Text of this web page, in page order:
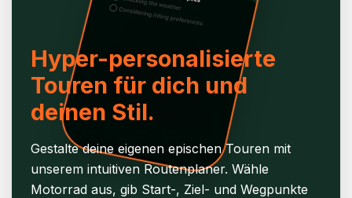
Hyper-personalisierte
Touren für dich und
deinen Stil.
Gestalte deine eigenen epischen Touren mit
unserem intuitiven Routenplaner. Wähle
Motorrad aus, gib Start-, Ziel- und Wegpunkte